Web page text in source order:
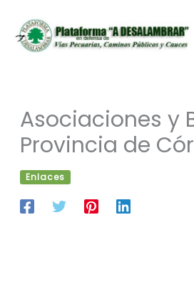
contenido
Asociaciones y
Provincia de
Enlaces